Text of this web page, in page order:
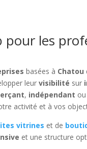
pour les
basées à Chatou
leurvisibilité sur
, indépendant ou
activité et à vos
vitrines et de
et une structure